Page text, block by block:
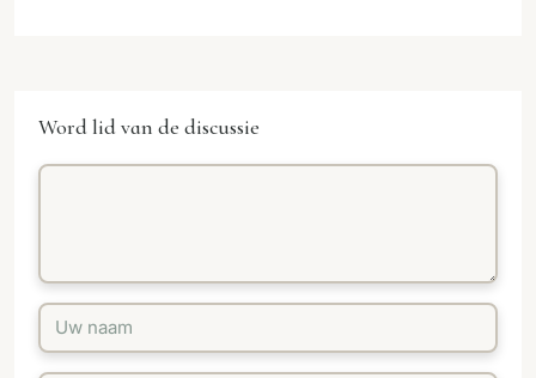
Word lid van de discussie